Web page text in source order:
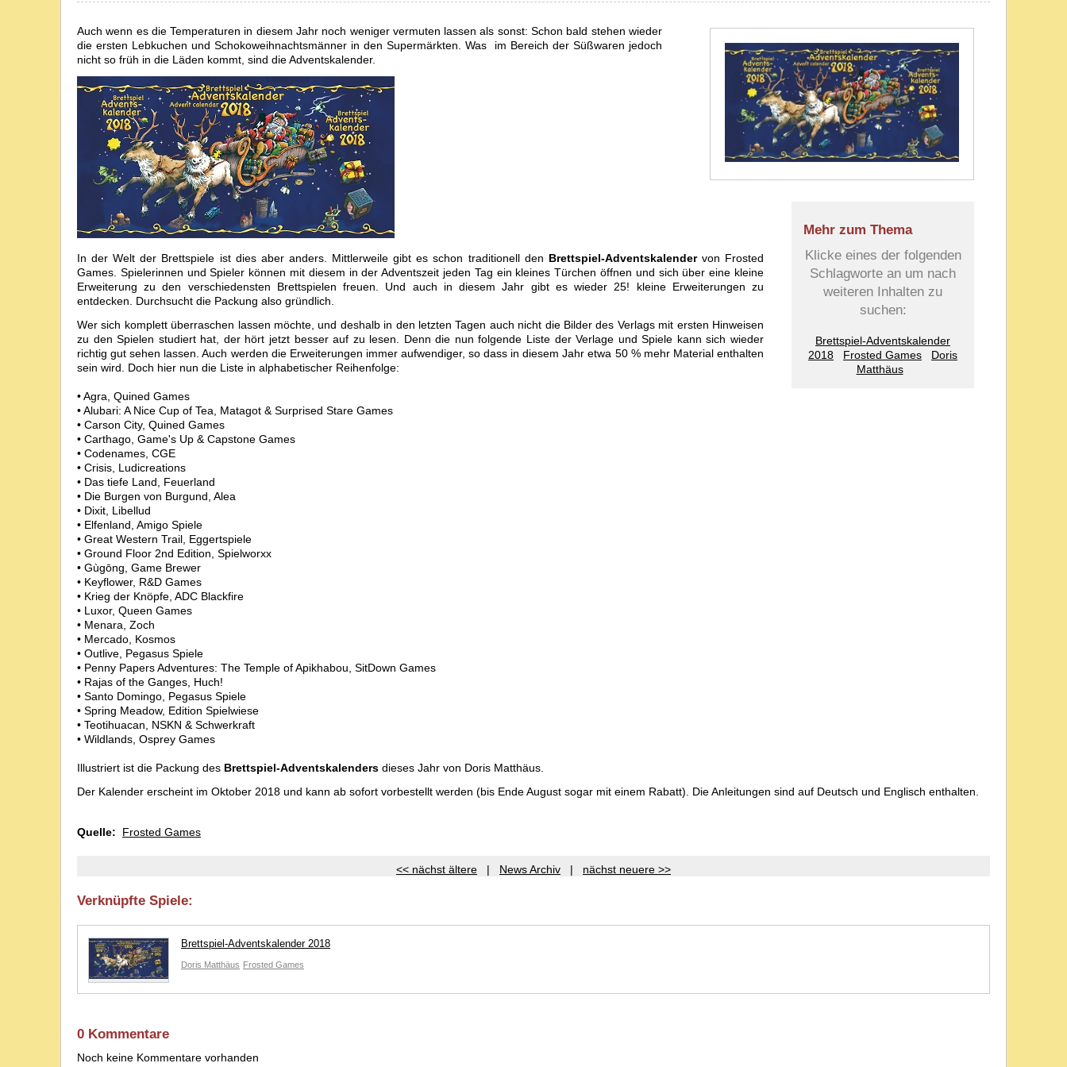
Mehr zum Thema
Klicke eines der folgenden
Schlagworte an um nach
weiteren Inhalten zu
suchen:
Brettspiel-Adventskalender
2018
Frosted Games
Doris
Matthäus
Auch wenn es die Temperaturen in diesem Jahr noch weniger vermuten lassen als sonst: Schon bald stehen wieder
die ersten Lebkuchen und Schokoweihnachtsmänner in den Supermärkten. Was im Bereich der Süßwaren jedoch
nicht so früh in die Läden kommt, sind die Adventskalender.
In der Welt der Brettspiele ist dies aber anders. Mittlerweile gibt es schon traditionell den Brettspiel-Adventskalendervon Frosted
Games. Spielerinnen und Spieler können mit diesem in der Adventszeit jeden Tag ein kleines Türchen öffnen und sich über eine kleine
Erweiterung zu den verschiedensten Brettspielen freuen. Und auch in diesem Jahr gibt es wieder 25! kleine Erweiterungen zu
entdecken. Durchsucht die Packung also gründlich.
Wer sich komplett überraschen lassen möchte, und deshalb in den letzten Tagen auch nicht die Bilder des Verlags mit ersten Hinweisen
zu den Spielen studiert hat, der hört jetzt besser auf zu lesen. Denn die nun folgende Liste der Verlage und Spiele kann sich wieder
richtig gut sehen lassen. Auch werden die Erweiterungen immer aufwendiger, so dass in diesem Jahr etwa 50 % mehr Material enthalten
sein wird. Doch hier nun die Liste in alphabetischer Reihenfolge:
• Agra, Quined Games
• Alubari: A Nice Cup of Tea, Matagot & Surprised Stare Games
• Carson City, Quined Games
• Carthago, Game's Up & Capstone Games
• Codenames, CGE
• Crisis, Ludicreations
• Das tiefe Land, Feuerland
• Die Burgen von Burgund, Alea
• Dixit, Libellud
• Elfenland, Amigo Spiele
• Great Western Trail, Eggertspiele
• Ground Floor 2nd Edition, Spielworxx
• Gùgōng, Game Brewer
• Keyflower, R&D Games
• Krieg der Knöpfe, ADC Blackfire
• Luxor, Queen Games
• Menara, Zoch
• Mercado, Kosmos
• Outlive, Pegasus Spiele
• Penny Papers Adventures: The Temple of Apikhabou, SitDown Games
• Rajas of the Ganges, Huch!
• Santo Domingo, Pegasus Spiele
• Spring Meadow, Edition Spielwiese
• Teotihuacan, NSKN & Schwerkraft
• Wildlands, Osprey Games
Illustriert ist die Packung des Brettspiel-Adventskalenders dieses Jahr von Doris Matthäus.
Der Kalender erscheint im Oktober 2018 und kann ab sofort vorbestellt werden (bis Ende August sogar mit einem Rabatt). Die Anleitungen sind auf Deutsch und Englisch enthalten.
Quelle: Frosted Games
<< nächst ältere | News Archiv | nächst neuere >>
Verknüpfte Spiele:
Brettspiel-Adventskalender 2018
Doris Matthäus Frosted Games
0 Kommentare
Noch keine Kommentare vorhanden